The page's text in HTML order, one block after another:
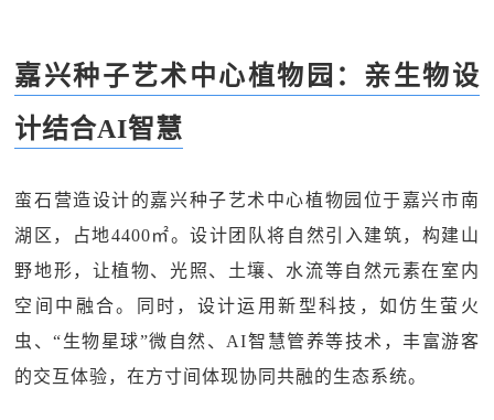
嘉兴种子艺术中心植物园：亲生物设
计结合AI智慧
蛮石营造设计的嘉兴种子艺术中心植物园位于嘉兴市南
湖区，占地4400㎡。设计团队将自然引入建筑，构建山
野地形，让植物、光照、土壤、水流等自然元素在室内
空间中融合。同时，设计运用新型科技，如仿生萤火
虫、“生物星球”微自然、AI智慧管养等技术，丰富游客
的交互体验，在方寸间体现协同共融的生态系统。